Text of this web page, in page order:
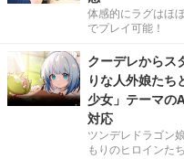
体感的にラグはほ
でプレイ可能！
クーデレからス
りな人外娘たち
少女」テーマの
対応
ツンデレドラゴン
もりのヒロインた